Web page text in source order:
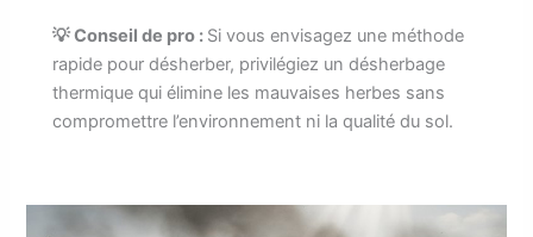
💡 Conseil de pro : Si vous envisagez une méthode
rapide pour désherber, privilégiez un désherbage
thermique qui élimine les mauvaises herbes sans
compromettre l’environnement ni la qualité du sol.